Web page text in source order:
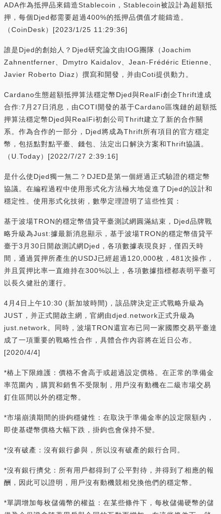
ADA作為抵押品來鑄造Stablecoin，Stablecoin被設計為超額抵
押，每個Djed都需要超過400%的抵押品價值才能鑄造。
（CoinDesk）[2023/1/25 11:29:36]
誰是Djed的創始人？Djed研究論文由IOG團隊（Joachim
Zahnentferner、Dmytro Kaidalov、Jean-Frédéric Etienne、
Javier Roberto Diaz）撰寫和開發，并由Coti提供動力。
Cardano生態超額抵押算法穩定幣Djed與RealFi創企Thrift達成
合作:7月27日消息，由COTI開發的基于Cardano區塊鏈的超額抵
押算法穩定幣Djed與RealFi初創公司Thrift建立了新的合作關
系。作為合作的一部分，Djed將成為Thrift所有項目的官方穩定
幣，包括點對點平臺、錢包、法定出口解決方案和Thrift協議。
（U.Today）[2022/7/27 2:39:16]
是什么使Djed獨一無二？DJED是第一個經過正式驗證的穩定幣
協議。在編程過程中使用形式化方法極大地促進了Djed的設計和
穩定性。使用形式化技術，數學定理證明了這些性質：
基于波場TRON的穩定幣借貸平臺測試網圓滿結束，Djed品牌戰
略升級為Just:據最新消息顯示，基于波場TRON的穩定幣借貸平
臺于3月30日開啟測試網Djed，各項數據表現良好，僅四天時
間，通過質押所產生的USDJ已經超過120,000枚，481次操作，
并且質押比率一直維持在300%以上，各項數據指標都表明平臺可
以長久健壯的運行。
4月4日上午10:30 (新加坡時間)，該品牌決定正式戰略升級為
JUST，并正式開啟主網，官網由djed.network正式升級為
just.network。同時，波場TRON還宣布已同一家國際交易平臺達
成了一項重要的戰略性合作，具體合作內容將在近日公布。
[2020/4/4]
*樁上下限維護：價格不會高于或超過設定價格。在正常的準備金
率范圍內，購買和銷售不受限制，用戶沒有動機在二級市場交易
釘住區間以外的穩定幣。
*市場崩潰期間的掛鉤穩健性：在取決于準備金率的設定限額內，
即使基礎幣價格大幅下跌，掛鉤也會保持不變。
*沒有破產：沒有銀行參與，所以沒有破產的銀行合同。
*沒有銀行擠兌：所有用戶都得到了公平對待，并得到了相應的報
酬，因此可以證明，用戶沒有動機競相兌換他們的穩定幣。
*單調增加每枚儲備幣的權益：在某些條件下，每枚儲備硬幣的儲